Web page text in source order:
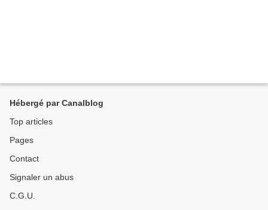
Hébergé par Canalblog
Top articles
Pages
Contact
Signaler un abus
C.G.U.